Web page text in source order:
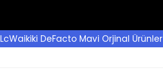
LcWaikiki DeFacto Mavi Orjinal Ürünler